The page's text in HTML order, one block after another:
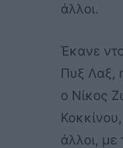
άλλοι.
Έκανε
Πυξ Λαξ,
ο Νίκος
άλλοι, με